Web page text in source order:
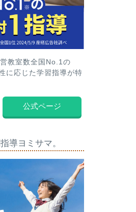
教室数全国No.1の
に応じた学習指導が特
公式ページ
導ヨミサマ。